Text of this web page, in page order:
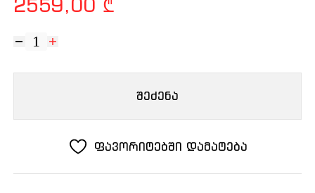
რაოდენობა:
Trendline
70
შეძენა
ფავორიტებში დამატება